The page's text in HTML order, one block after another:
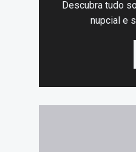
Descubra tudo
nupcial e